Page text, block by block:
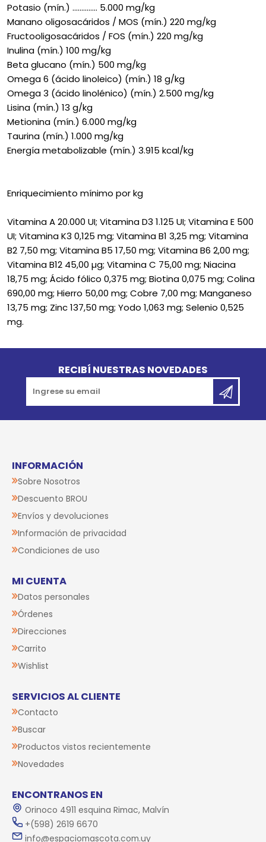
Potasio (mín.) .............. 5.000 mg/kg
Manano oligosacáridos / MOS (mín.) 220 mg/kg
Fructooligosacáridos / FOS (mín.) 220 mg/kg
Inulina (mín.) 100 mg/kg
Beta glucano (mín.) 500 mg/kg
Omega 6 (ácido linoleico) (mín.) 18 g/kg
Omega 3 (ácido linolénico) (mín.) 2.500 mg/kg
Lisina (mín.) 13 g/kg
Metionina (mín.) 6.000 mg/kg
Taurina (mín.) 1.000 mg/kg
Energía metabolizable (mín.) 3.915 kcal/kg
Enriquecimiento mínimo por kg
Vitamina A 20.000 UI; Vitamina D3 1.125 UI; Vitamina E 500
UI; Vitamina K3 0,125 mg; Vitamina B1 3,25 mg; Vitamina
B2 7,50 mg; Vitamina B5 17,50 mg; Vitamina B6 2,00 mg;
Vitamina B12 45,00 µg; Vitamina C 75,00 mg; Niacina
18,75 mg; Ácido fólico 0,375 mg; Biotina 0,075 mg; Colina
690,00 mg; Hierro 50,00 mg; Cobre 7,00 mg; Manganeso
13,75 mg; Zinc 137,50 mg; Yodo 1,063 mg; Selenio 0,525
mg.
RECIBÍ NUESTRAS NOVEDADES
INFORMACIÓN
Sobre Nosotros
Descuento BROU
Envíos y devoluciones
Información de privacidad
Condiciones de uso
MI CUENTA
Datos personales
Órdenes
Direcciones
Carrito
Wishlist
SERVICIOS AL CLIENTE
Contacto
Buscar
Productos vistos recientemente
Novedades
ENCONTRANOS EN
Orinoco 4911 esquina Rimac, Malvín
+(598) 2619 6670
info@espaciomascota.com.uy